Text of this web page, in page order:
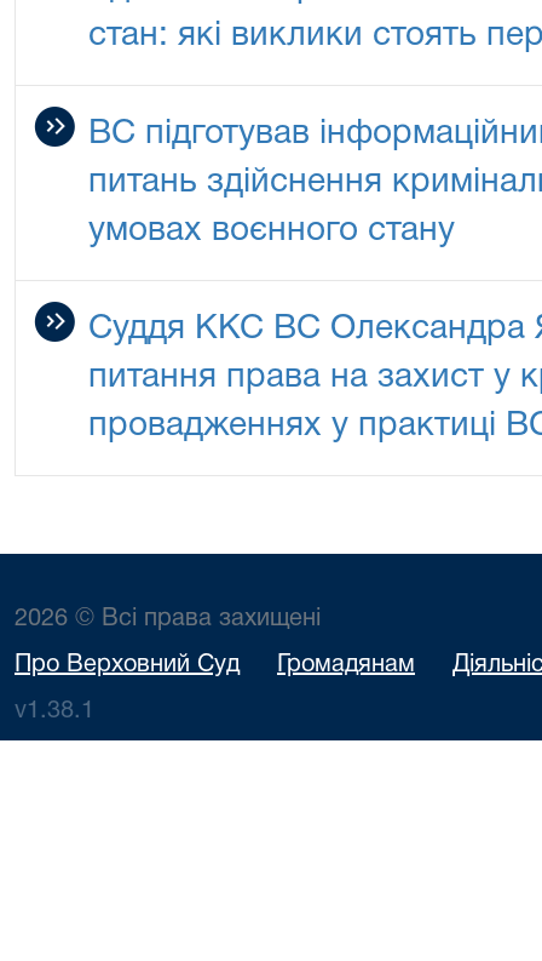
стан: які виклики стоять
ВС підготував
питань здійснення
умовах воєнного стану
Суддя ККС ВС Олександра
питання права на захист у
провадженнях у практиці
2026 © Всі права захищені
Про Верховний Суд Громадянам
v1.38.1